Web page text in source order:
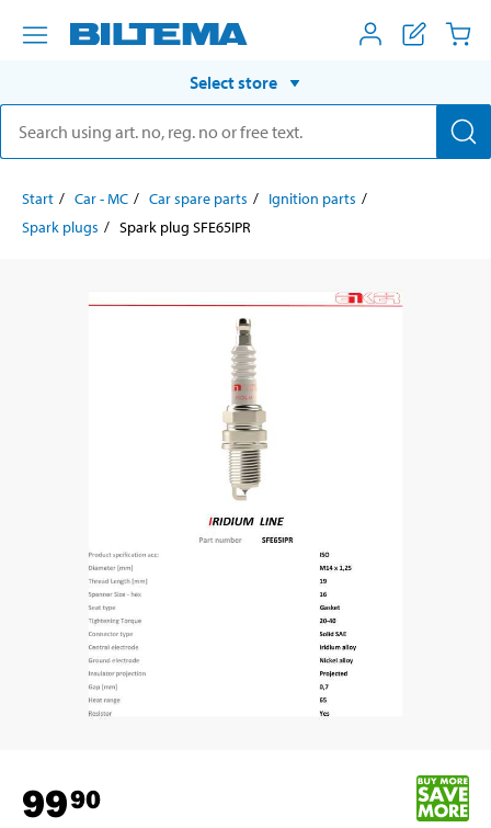
Select store
Start Car - MC Car spare parts
Ignition parts
Spark plugs
Spark plug SFE65IPR
9990